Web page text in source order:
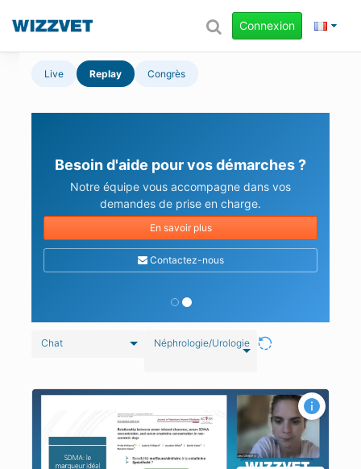
Connexion
Live Replay Congrès
Besoin d'aide pour vos démarches ?
Notre équipe vous accompagne dans vos
demandes de prise en charge.
En savoir plus
Contactez-nous
Chat Néphrologie/Urologie